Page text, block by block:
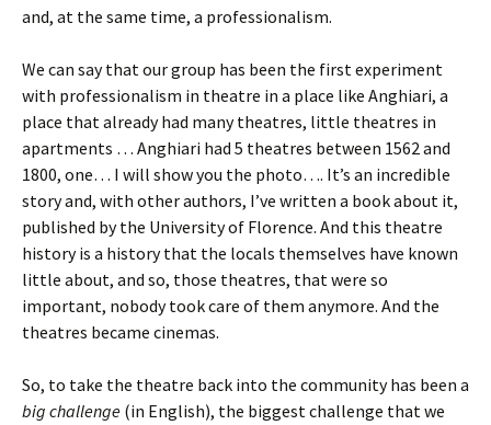
and, at the same time, a professionalism.
We can say that our group has been the first experiment
with professionalism in theatre in a place like Anghiari, a
place that already had many theatres, little theatres in
apartments … Anghiari had 5 theatres between 1562 and
1800, one… I will show you the photo…. It’s an incredible
story and, with other authors, I’ve written a book about it,
published by the University of Florence. And this theatre
history is a history that the locals themselves have known
little about, and so, those theatres, that were so
important, nobody took care of them anymore. And the
theatres became cinemas.
So, to take the theatre back into the community has been a
big challenge (in English), the biggest challenge that we